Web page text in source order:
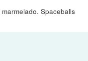
Spaceballs